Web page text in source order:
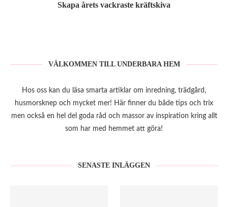
Skapa årets vackraste kräftskiva
VÄLKOMMEN TILL UNDERBARA HEM
Hos oss kan du läsa smarta artiklar om inredning, trädgård,
husmorsknep och mycket mer! Här finner du både tips och trix
men också en hel del goda råd och massor av inspiration kring allt
som har med hemmet att göra!
SENASTE INLÄGGEN